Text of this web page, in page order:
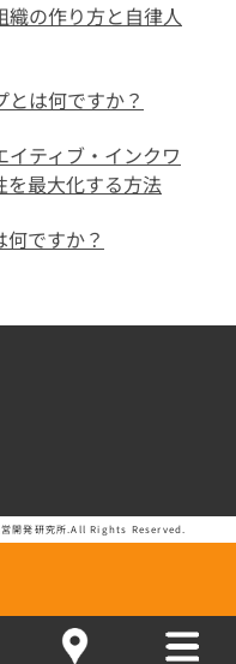
織の作り方と自律人
は何ですか？
ティブ・インクワ
を最大化する方法
ですか？
開発研究所.All Rights Reserved.